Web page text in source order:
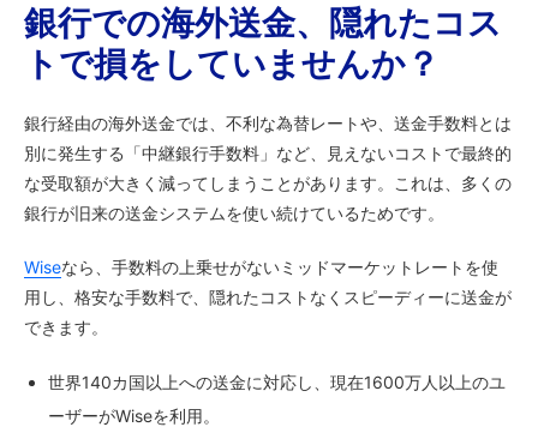
銀行での海外送金、隠れたコス
トで損をしていませんか？
銀行経由の海外送金では、不利な為替レートや、送金手数料とは
別に発生する「中継銀行手数料」など、見えないコストで最終的
な受取額が大きく減ってしまうことがあります。これは、多くの
銀行が旧来の送金システムを使い続けているためです。
Wiseなら、手数料の上乗せがないミッドマーケットレートを使
用し、格安な手数料で、隠れたコストなくスピーディーに送金が
できます。
世界140カ国以上への送金に対応し、現在1600万人以上のユ
ーザーがWiseを利用。